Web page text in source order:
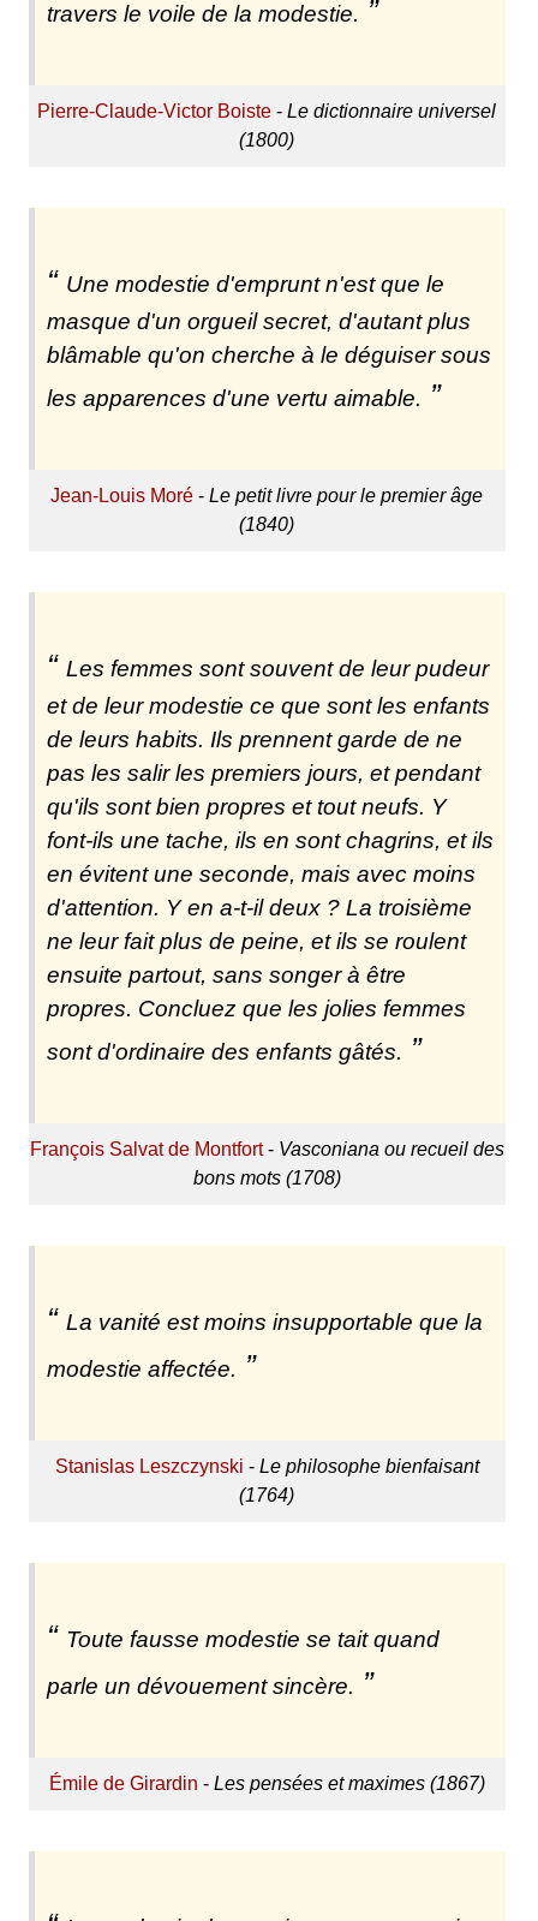
travers le voile de la modestie.
Pierre-Claude-Victor Boiste -Le dictionnaire universel
(1800)
Une modestie d'emprunt n'est que le
masque d'un orgueil secret, d'autant plus
blâmable qu'on cherche à le déguiser sous
les apparences d'une vertu aimable.
Jean-Louis Moré -Le petit livre pour le premier âge
(1840)
Les femmes sont souvent de leur pudeur
et de leur modestie ce que sont les enfants
de leurs habits. Ils prennent garde de ne
pas les salir les premiers jours, et pendant
qu'ils sont bien propres et tout neufs. Y
font-ils une tache, ils en sont chagrins, et ils
en évitent une seconde, mais avec moins
d'attention. Y en a-t-il deux ? La troisième
ne leur fait plus de peine, et ils se roulent
ensuite partout, sans songer à être
propres. Concluez que les jolies femmes
sont d'ordinaire des enfants gâtés.
François Salvat de Montfort- Vasconiana ou recueil des
bons mots (1708)
La vanité est moins insupportable que la
modestie affectée.
Stanislas Leszczynski - Le philosophe bienfaisant
(1764)
Toute fausse modestie se tait quand
parle un dévouement sincère.
Émile de Girardin - Les pensées et maximes (1867)